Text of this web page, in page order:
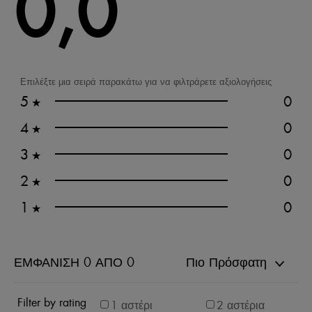
Επιλέξτε μια σειρά παρακάτω για να φιλτράρετε αξιολογήσεις
5 ★
0
4 ★
0
3 ★
0
2 ★
0
1 ★ 0
ΕΜΦΆΝΙΣΗ 0 ΑΠΌ 0 Πιο Πρόσφατη
Filter by rating 1 αστέρι 2 αστέρια